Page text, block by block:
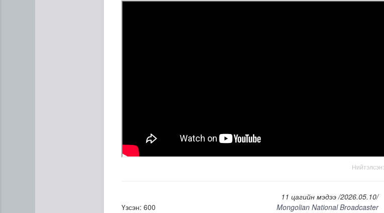
“Дүрслэх урлагийн оюуны өв сан” тусгай үзэсгэлэн нээгдлээ
Нийтэлсэн:
11 цагийн мэдээ /2026.05.10/
Үзсэн: 600
Mongolian National Broadcaster